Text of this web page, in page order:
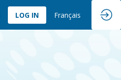
LOG IN Français